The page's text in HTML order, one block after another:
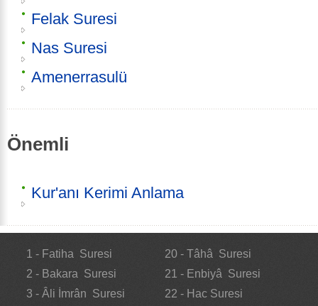
Felak Suresi
Nas Suresi
Amenerrasulü
Önemli
Kur'anı Kerimi Anlama
1 - Fatiha Suresi
2 - Bakara Suresi
3 - Âli İmrân Suresi
20 - Tâhâ Suresi
21 - Enbiyâ Suresi
22 - Hac Suresi